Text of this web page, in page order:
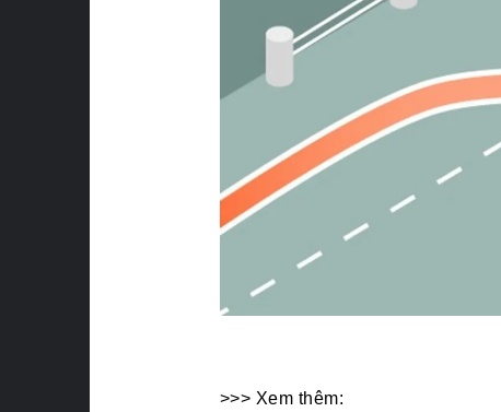
>>> Xem thêm: